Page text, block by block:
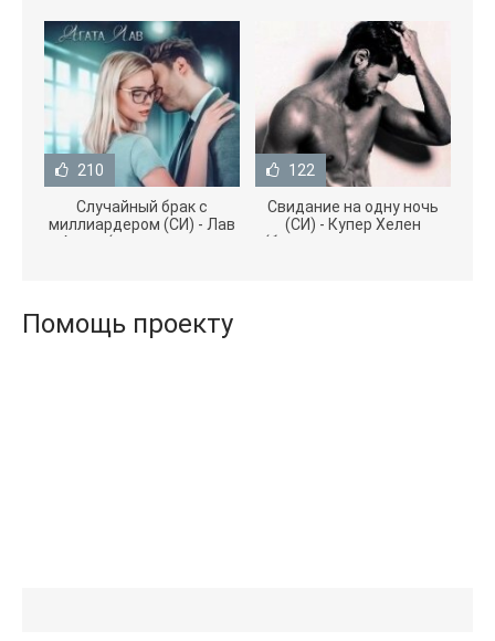
210
Случайный брак с
миллиардером (СИ) - Лав
Агата (полная версия
122
Свидание на одну ночь
(СИ) - Купер Хелен
(бесплатные серии книг
Помощь проекту